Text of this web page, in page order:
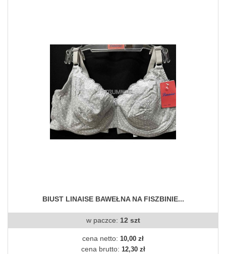
BIUST LINAISE BAWEŁNA NA FISZBINIE...
w paczce: 12 szt
cena netto: 10,00 zł
cena brutto: 12,30 zł